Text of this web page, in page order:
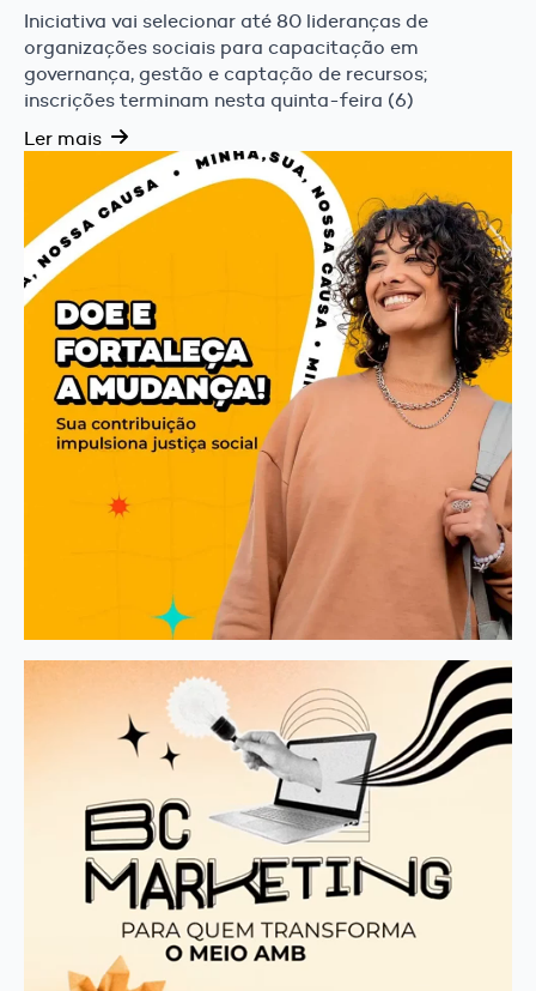
Iniciativa vai selecionar até 80 lideranças de
organizações sociais para capacitação em
governança, gestão e captação de recursos;
inscrições terminam nesta quinta-feira (6)
Ler mais